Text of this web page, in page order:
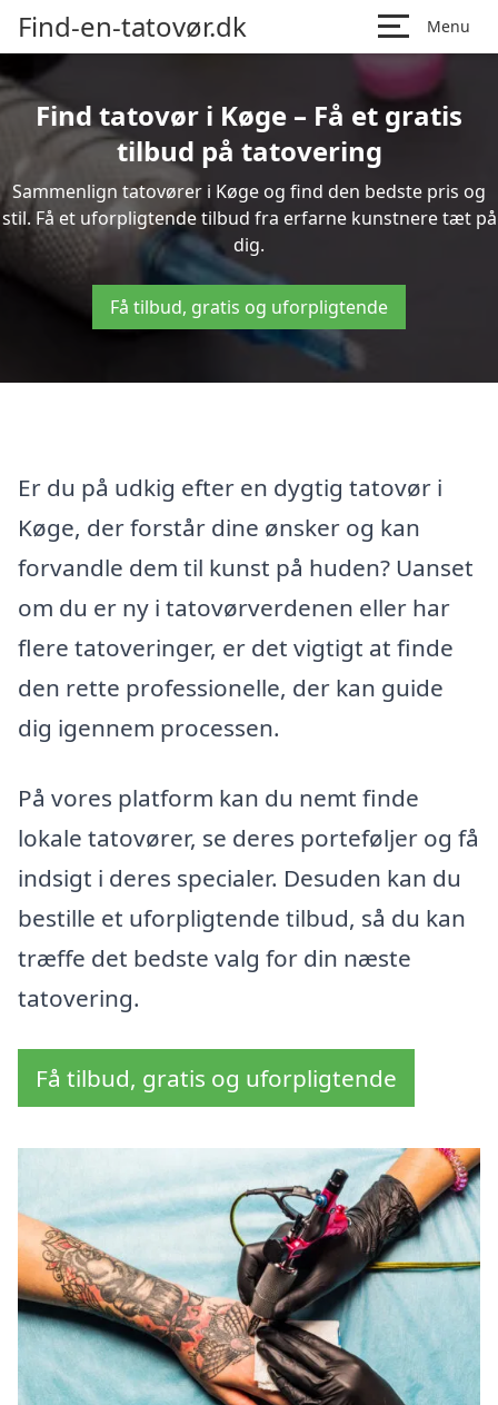
Find-en-tatovør.dk Menu
Find tatovør i Køge – Få et gratis
tilbud på tatovering
Sammenlign tatovører i Køge og find den bedste pris og
stil. Få et uforpligtende tilbud fra erfarne kunstnere tæt på
dig.
Få tilbud, gratis og uforpligtende
Er du på udkig efter en dygtig tatovør i
Køge, der forstår dine ønsker og kan
forvandle dem til kunst på huden? Uanset
om du er ny i tatovørverdenen eller har
flere tatoveringer, er det vigtigt at finde
den rette professionelle, der kan guide
dig igennem processen.
På vores platform kan du nemt finde
lokale tatovører, se deres porteføljer og få
indsigt i deres specialer. Desuden kan du
bestille et uforpligtende tilbud, så du kan
træffe det bedste valg for din næste
tatovering.
Få tilbud, gratis og uforpligtende